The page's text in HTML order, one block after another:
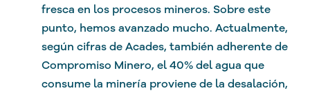
fresca en los procesos mineros. Sobre este
punto, hemos avanzado mucho. Actualmente,
según cifras de Acades, también adherente de
Compromiso Minero, el 40% del agua que
consume la minería proviene de la desalación,